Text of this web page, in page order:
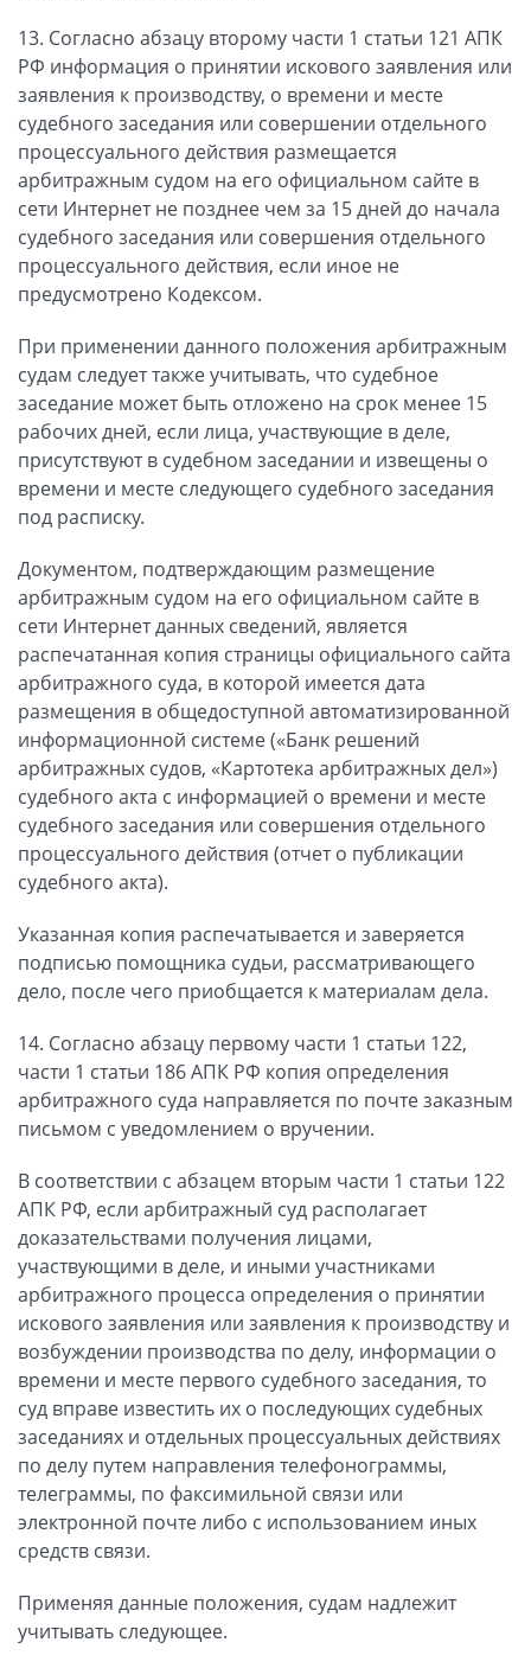
13. Согласно абзацу второму части 1 статьи 121 АПК
РФ информация о принятии искового заявления или
заявления к производству, о времени и месте
судебного заседания или совершении отдельного
процессуального действия размещается
арбитражным судом на его официальном сайте в
сети Интернет не позднее чем за 15 дней до начала
судебного заседания или совершения отдельного
процессуального действия, если иное не
предусмотрено Кодексом.
При применении данного положения арбитражным
судам следует также учитывать, что судебное
заседание может быть отложено на срок менее 15
рабочих дней, если лица, участвующие в деле,
присутствуют в судебном заседании и извещены о
времени и месте следующего судебного заседания
под расписку.
Документом, подтверждающим размещение
арбитражным судом на его официальном сайте в
сети Интернет данных сведений, является
распечатанная копия страницы официального сайта
арбитражного суда, в которой имеется дата
размещения в общедоступной автоматизированной
информационной системе («Банк решений
арбитражных судов, «Картотека арбитражных дел»)
судебного акта с информацией о времени и месте
судебного заседания или совершения отдельного
процессуального действия (отчет о публикации
судебного акта).
Указанная копия распечатывается и заверяется
подписью помощника судьи, рассматривающего
дело, после чего приобщается к материалам дела.
14. Согласно абзацу первому части 1 статьи 122,
части 1 статьи 186 АПК РФ копия определения
арбитражного суда направляется по почте заказным
письмом с уведомлением о вручении.
В соответствии с абзацем вторым части 1 статьи 122
АПК РФ, если арбитражный суд располагает
доказательствами получения лицами,
участвующими в деле, и иными участниками
арбитражного процесса определения о принятии
искового заявления или заявления к производству и
возбуждении производства по делу, информации о
времени и месте первого судебного заседания, то
суд вправе известить их о последующих судебных
заседаниях и отдельных процессуальных действиях
по делу путем направления телефонограммы,
телеграммы, по факсимильной связи или
электронной почте либо с использованием иных
средств связи.
Применяя данные положения, судам надлежит
учитывать следующее.